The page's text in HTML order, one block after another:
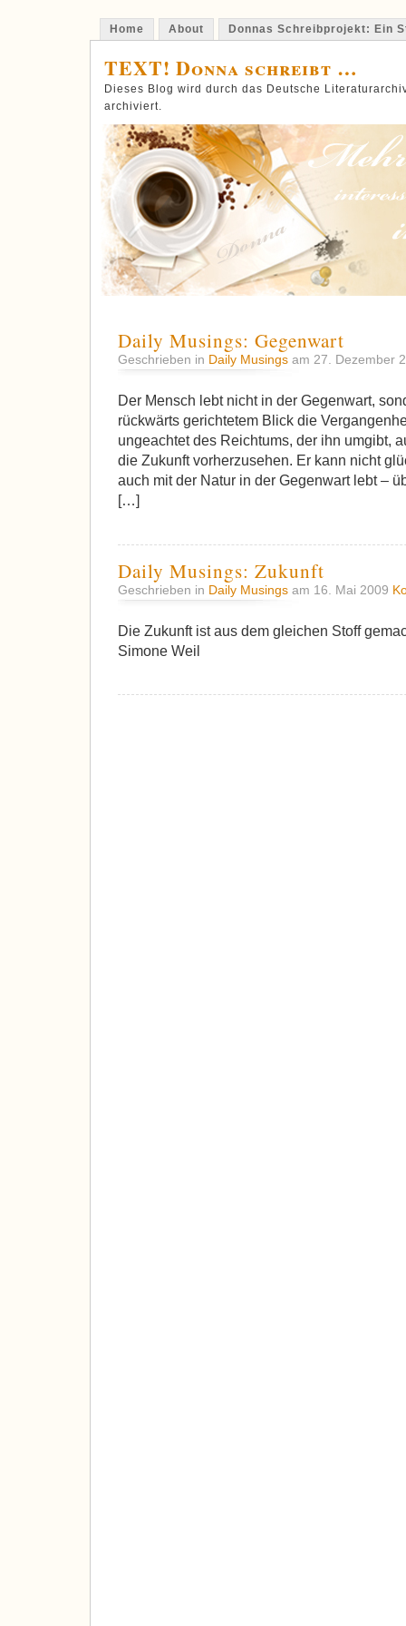
Home About Donnas Schreibprojekt: Ein
TEXT! Donna schreibt …
Dieses Blog wird durch das Deutsche
archiviert.
Daily Musings: Gegenwart
Geschrieben in Daily Musings am 27. Dezember
Der Mensch lebt nicht in der Gegenwart,
rückwärts gerichtetem Blick die
ungeachtet des Reichtums, der ihn umgibt,
die Zukunft vorherzusehen. Er kann nicht
auch mit der Natur in der Gegenwart lebt –
[…]
Daily Musings: Zukunft
Geschrieben in Daily Musings am 16. Mai 2009
Die Zukunft ist aus dem gleichen Stoff
Simone Weil